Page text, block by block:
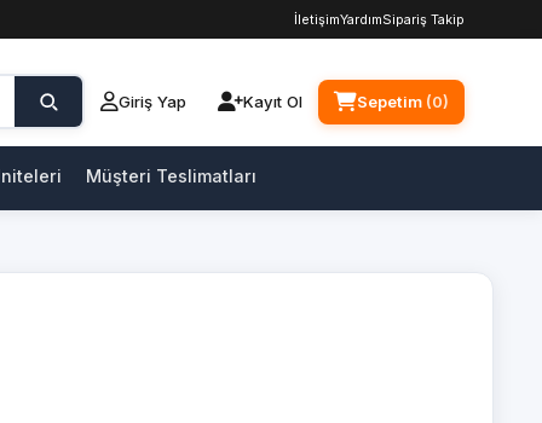
İletişimYardımSipariş Takip
Giriş Yap Kayıt Ol Sepetim (0)
Müşteri Teslimatları